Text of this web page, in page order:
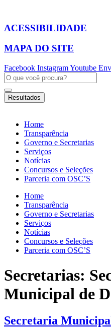
o
conteúdo
ACESSIBILIDADE
MAPA DO SITE
Facebook InstagramYoutube
Pesquisar
...
Resultados
Home
Transparência
Governo e Secretarias
Serviços
Notícias
Concursos e Seleções
Parceria com OSC’S
Home
Transparência
Governo e Secretarias
Serviços
Notícias
Concursos e Seleções
Parceria com OSC’S
Secretarias:
Municipal de
Secretaria